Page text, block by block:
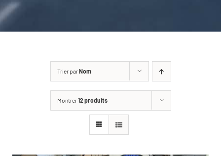
CARROSSERIE / VITRAGE
Trier parNom
Montrer12 produits